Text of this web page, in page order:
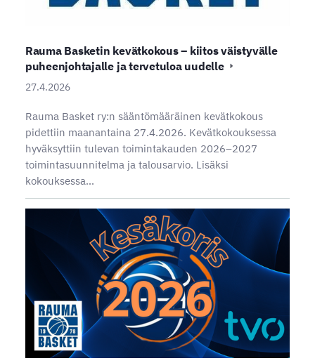
Rauma Basketin kevätkokous – kiitos väistyvälle
puheenjohtajalle ja tervetuloa uudelle
27.4.2026
Rauma Basket ry:n sääntömääräinen kevätkokous
pidettiin maanantaina 27.4.2026. Kevätkokouksessa
hyväksyttiin tulevan toimintakauden 2026–2027
toimintasuunnitelma ja talousarvio. Lisäksi
kokouksessa…